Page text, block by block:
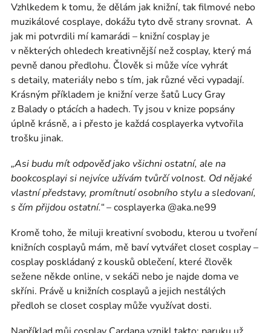
Vzhlkedem k tomu, že dělám jak knižní, tak filmové nebo
muzikálové cosplaye, dokážu tyto dvě strany srovnat. A
jak mi potvrdili mí kamarádi – knižní cosplay je
v některých ohledech kreativnější než cosplay, který má
pevně danou předlohu. Člověk si může více vyhrát
s detaily, materiály nebo s tím, jak různé věci vypadají.
Krásným příkladem je knižní verze šatů Lucy Gray
z Balady o ptácích a hadech. Ty jsou v knize popsány
úplně krásně, a i přesto je každá cosplayerka vytvořila
trošku jinak.
„Asi budu mít odpověď jako všichni ostatní, ale na
bookcosplayi si nejvíce užívám tvůrčí volnost. Od nějaké
vlastní představy, promítnutí osobního stylu a sledovaní,
s čím přijdou ostatní.“– cosplayerka @aka.ne99
Kromě toho, že miluji kreativní svobodu, kterou u tvoření
knižních cosplayů mám, mě baví vytvářet closet cosplay –
cosplay poskládaný z kousků oblečení, které člověk
sežene někde online, v sekáči nebo je najde doma ve
skříni. Právě u knižních cosplayů a jejich nestálých
předloh se closet cosplay může využívat dosti.